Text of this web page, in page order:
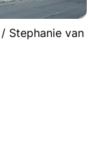
Stephanie van